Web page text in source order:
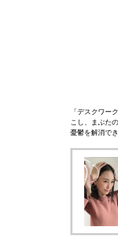
「デスクワー
こし、まぶた
憂鬱を解消で